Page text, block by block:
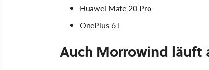
Huawei Mate 20 Pro
OnePlus 6T
Auch Morrowind läuft